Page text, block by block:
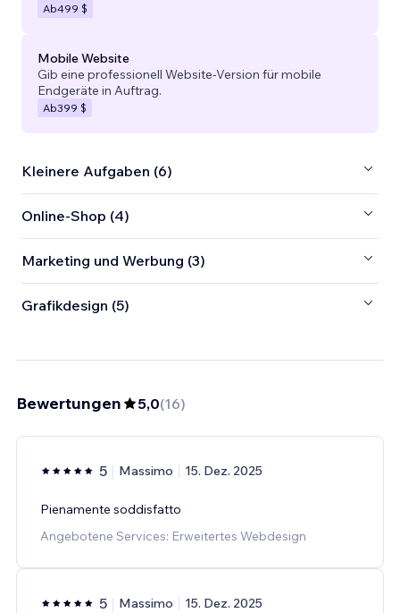
Ab499 $
Mobile Website
Gib eine professionell Website-Version für mobile
Endgeräte in Auftrag.
Ab399 $
Kleinere Aufgaben (6)
Online-Shop (4)
Marketing und Werbung (3)
Grafikdesign (5)
Bewertungen 5,0(16)
5 Massimo 15. Dez. 2025
Pienamente soddisfatto
Angebotene Services: Erweitertes Webdesign
5 Massimo 15. Dez. 2025